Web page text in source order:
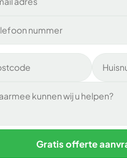
Gratis offerte